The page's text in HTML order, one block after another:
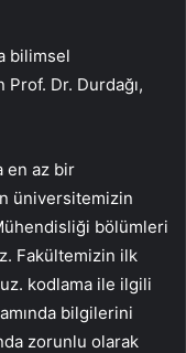
bilimsel
Dr. Durdağı,
en az bir
üniversitemizin
bölümleri
Fakültemizin ilk
kodlama ile ilgili
bilgilerini
zorunlu olarak